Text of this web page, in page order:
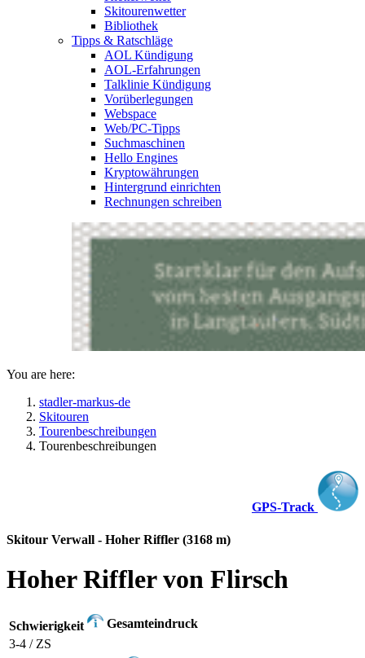
Skitourenwetter
Bibliothek
Tipps & Ratschläge
AOL Kündigung
AOL-Erfahrungen
Talklinie Kündigung
Vorüberlegungen
Webspace
Web/PC-Tipps
Suchmaschinen
Hello Engines
Kryptowährungen
Hintergrund einrichten
Rechnungen schreiben
You are here:
stadler-markus-de
Skitouren
Tourenbeschreibungen
Tourenbeschreibungen
GPS-Track
Skitour Verwall - Hoher Riffler (3168 m)
Hoher Riffler von Flirsch
Schwierigkeit
Gesamteindruck
3-4 / ZS